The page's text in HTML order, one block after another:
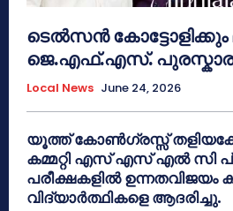
ടെൽസൻ
ജെ.എഫ്.എസ്.
Local News June 24, 2026
യൂത്ത് കോൺഗ്രസ്സ്
കമ്മറ്റി എസ് എസ് എൽ സി
പരീക്ഷകളിൽ ഉന്നതവിജയം
വിദ്യാർത്ഥികളെ ആദരിച്ചു.